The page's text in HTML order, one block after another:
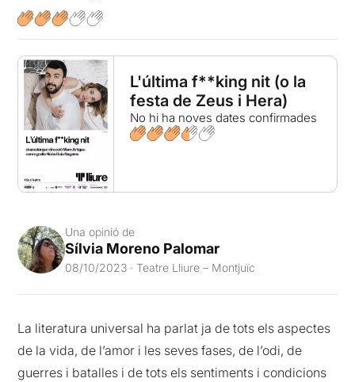
L'última f**king nit (o la
festa de Zeus i Hera)
No hi ha noves dates confirmades
Una opinió de
Sílvia Moreno Palomar
08/10/2023 · Teatre Lliure – Montjuïc
La literatura universal ha parlat ja de tots els aspectes
de la vida, de l’amor i les seves fases, de l’odi, de
guerres i batalles i de tots els sentiments i condicions